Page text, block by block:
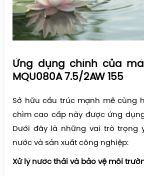
Ứng dụng chính của
MQU080A 7.5/2AW 155
Sở hữu cấu trúc mạnh mẽ cùng
chìm cao cấp này được ứng
Dưới đây là những vai trò trọng
nước và sản xuất công nghiệp:
Xử lý nước thải và bảo vệ môi